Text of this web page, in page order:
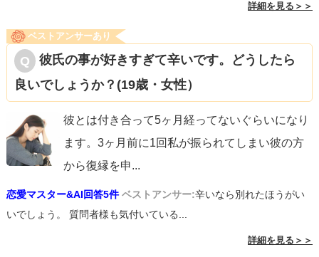
詳細を見る＞＞
ベストアンサーあり
彼氏の事が好きすぎて辛いです。どうしたら
良いでしょうか？(19歳・女性）
彼とは付き合って5ヶ月経ってないぐらいになり
ます。3ヶ月前に1回私が振られてしまい彼の方
から復縁を申...
恋愛マスター&AI回答5件 ベストアンサー:辛いなら別れたほうがい
いでしょう。 質問者様も気付いている...
詳細を見る＞＞